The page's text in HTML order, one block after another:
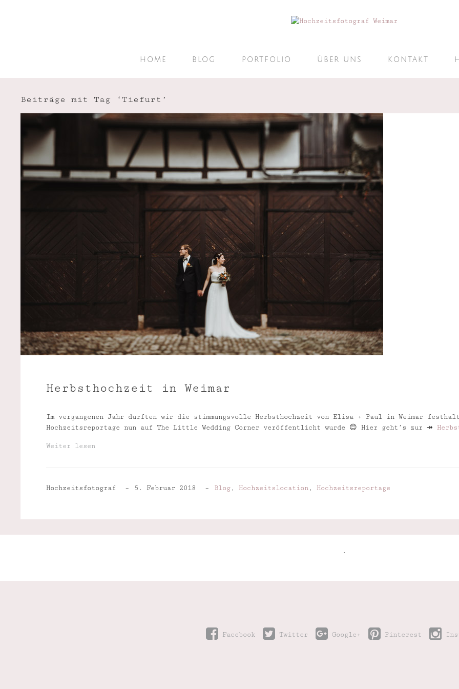
HOME BLOG PORTFOLIO ÜBER UNS KONTAKT
Beiträge mit Tag ‘Tiefurt’
Herbsthochzeit in Weimar
Im vergangenen Jahr durften wir die stimmungsvolle Herbsthochzeit von Elisa + Paul in Weimar
Hochzeitsreportage nun auf The Little Wedding Corner veröffentlicht wurde 😊 Hier geht’s zur ↠
Weiter lesen
Hochzeitsfotograf 5. Februar 2018 Blog, Hochzeitslocation, Hochzeitsreportage
Facebook Twitter Google+ Pinterest